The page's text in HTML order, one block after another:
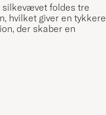
silkevævet foldes tre
hvilket giver en tykkere
der skaber en